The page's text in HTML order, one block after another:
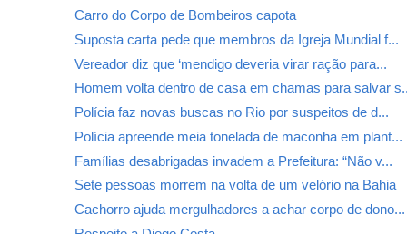
Carro do Corpo de Bombeiros capota
Suposta carta pede que membros da Igreja Mundial f...
Vereador diz que ‘mendigo deveria virar ração para...
Homem volta dentro de casa em chamas para salvar
Polícia faz novas buscas no Rio por suspeitos de d...
Polícia apreende meia tonelada de maconha em plant...
Famílias desabrigadas invadem a Prefeitura: “Não v...
Sete pessoas morrem na volta de um velório na Bahia
Cachorro ajuda mergulhadores a achar corpo de dono...